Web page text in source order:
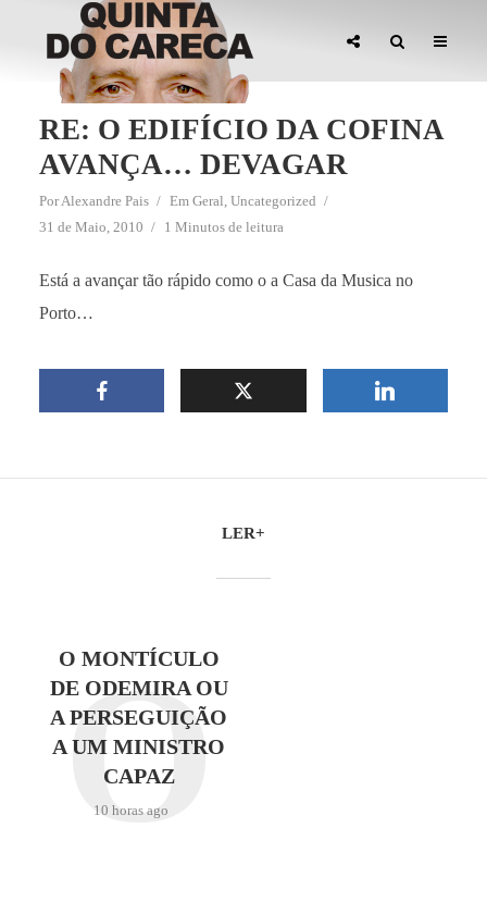
RE: O EDIFÍCIO DA COFINA
AVANÇA… DEVAGAR
PorAlexandre Pais Em Geral, Uncategorized
31 de Maio, 2010
1 Minutos de leitura
Está a avançar tão rápido como o a Casa da Musica no
Porto…
LER+
O MONTÍCULO
DE ODEMIRA OU
A PERSEGUIÇÃO
A UM MINISTRO
CAPAZ
10 horas ago
O